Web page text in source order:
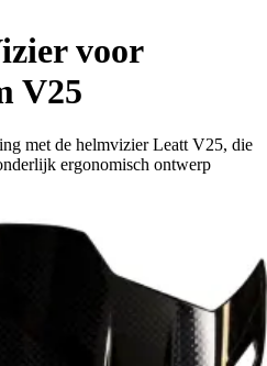
voor
V25
met de helmvizier Leatt V25, die
ergonomisch ontwerp